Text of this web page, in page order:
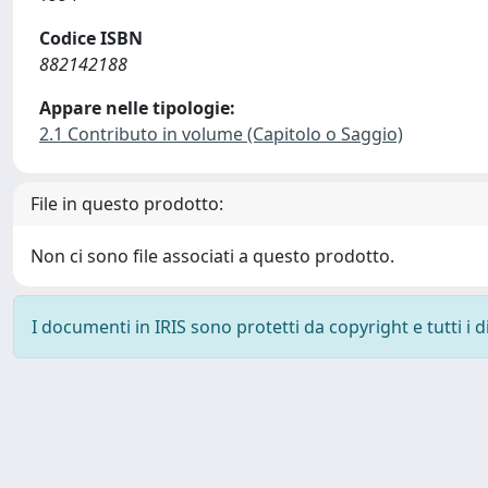
Codice ISBN
882142188
Appare nelle tipologie:
2.1 Contributo in volume (Capitolo o Saggio)
File in questo prodotto:
Non ci sono file associati a questo prodotto.
I documenti in IRIS sono protetti da copyright e tutti i